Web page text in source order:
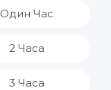
Один Час
2 Часа
3 Часа